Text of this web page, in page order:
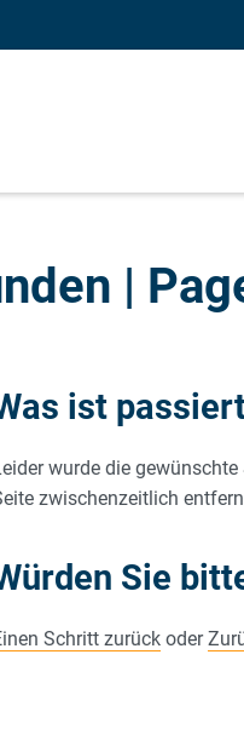
|
ist
wurde die
zwischenzeitlich
Sie
Schritt zurück oder